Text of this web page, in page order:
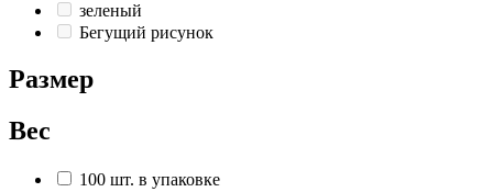
зеленый
Бегущий рисунок
Размер
Вес
100 шт. в упаковке